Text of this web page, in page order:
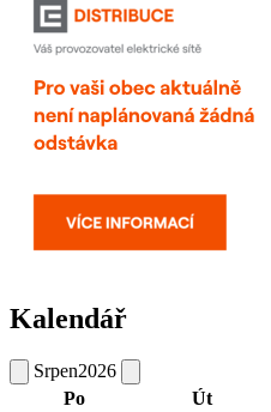
Kalendář
Srpen2026
Po
Út